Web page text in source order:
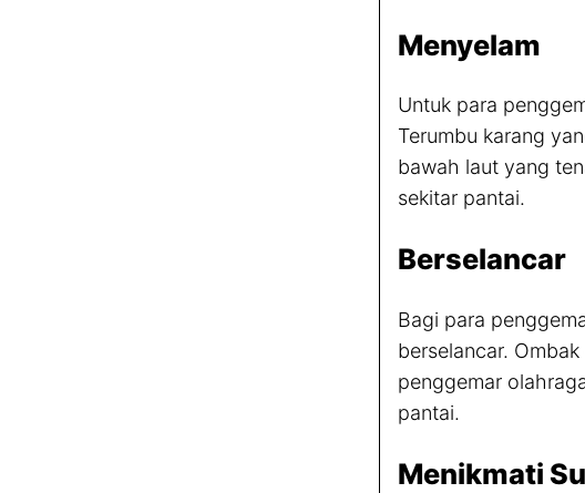
Menyelam
Untuk para
Terumbu karang
bawah laut yang
sekitar pantai.
Berselancar
Bagi para
berselancar.
penggemar
pantai.
Menikmati